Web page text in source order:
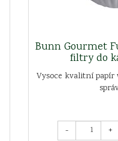
Bunn Gourmet
filtry do
Vysoce kvalitní papír
- +